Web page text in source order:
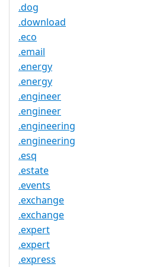
.dog
.download
.eco
.email
.energy
.energy
.engineer
.engineer
.engineering
.engineering
.esq
.estate
.events
.exchange
.exchange
.expert
.expert
.express